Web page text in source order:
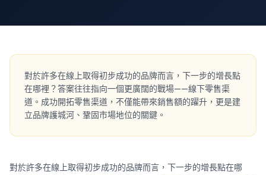
對於許多在線上取得初步成功的品牌而言，下一步的增長點
在哪裡？答案往往指向一個更廣闊的戰場——線下零售渠
道。成功開拓零售渠道，不僅能帶來銷售額的躍升，更是建
立品牌護城河、鞏固市場地位的關鍵。
對於許多在線上取得初步成功的品牌而言，下一步的增長點在哪